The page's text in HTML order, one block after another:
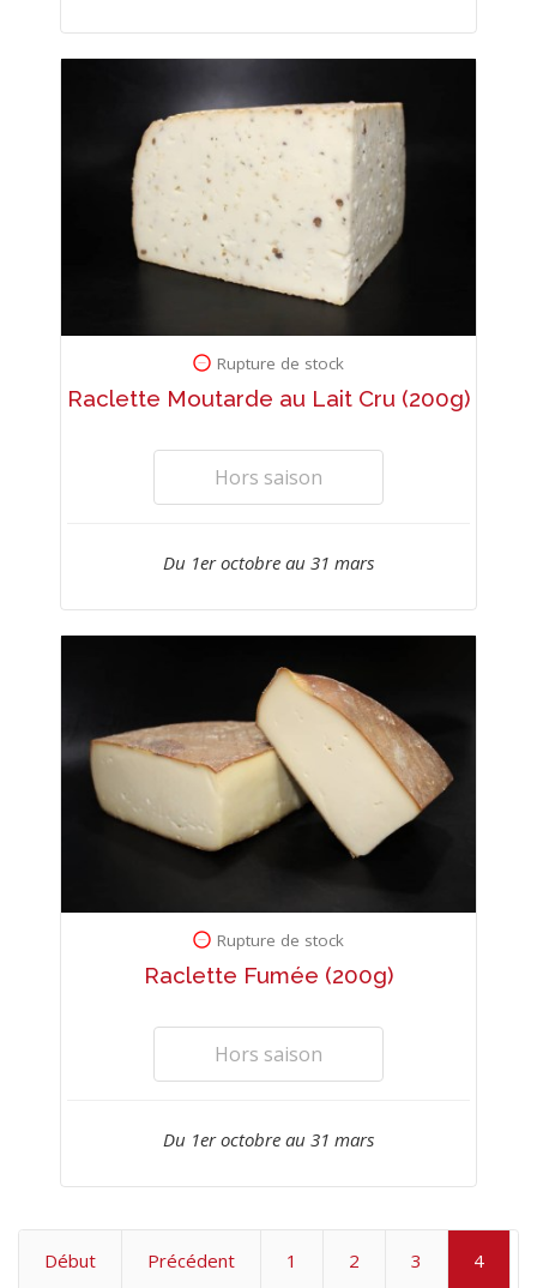
Rupture de stock
Raclette Moutarde au Lait Cru (200g)
Hors saison
Du 1er octobre au 31 mars
Rupture de stock
Raclette Fumée (200g)
Hors saison
Du 1er octobre au 31 mars
Début Précédent 1 2 3 4